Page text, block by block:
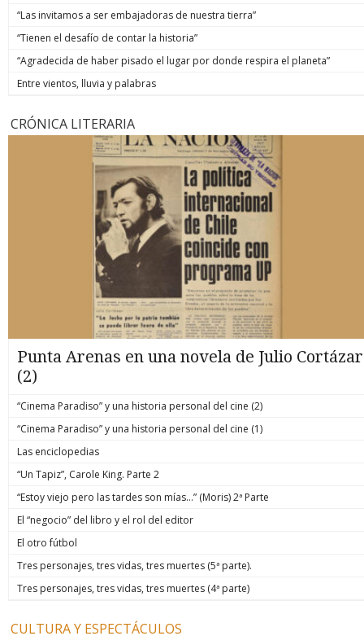
“Las invitamos a ser embajadoras de nuestra tierra”
“Tienen el desafío de contar la historia”
“Agradecida de haber pisado el lugar por donde respira el planeta”
Entre vientos, lluvia y palabras
CRÓNICA LITERARIA
Punta Arenas en una novela de Julio Cortázar
(2)
“Cinema Paradiso” y una historia personal del cine (2)
“Cinema Paradiso” y una historia personal del cine (1)
Las enciclopedias
“Un Tapiz”, Carole King. Parte 2
“Estoy viejo pero las tardes son mías…” (Moris) 2ª Parte
El “negocio” del libro y el rol del editor
El otro fútbol
Tres personajes, tres vidas, tres muertes (5ª parte).
Tres personajes, tres vidas, tres muertes (4ª parte)
CULTURA Y ESPECTÁCULOS